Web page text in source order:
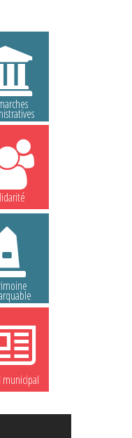
municipal